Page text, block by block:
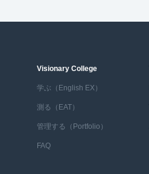
Visionary College
学ぶ（English EX）
測る（EAT）
管理する（Portfolio）
FAQ